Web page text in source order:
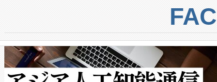
centers. Voltaiqは、ai&のAI
からシステム統合、試運転、
クルの各段階のデータを監視
[…]
トに対して約600メートルに
では、反射率10％のターゲッ
で向上し、最大検知距離は
ットだけで最大1キロメート